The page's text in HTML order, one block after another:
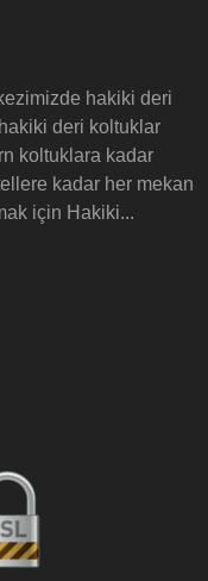
hakiki deri
deri koltuklar
koltuklara kadar
kadar her mekan
için Hakiki...